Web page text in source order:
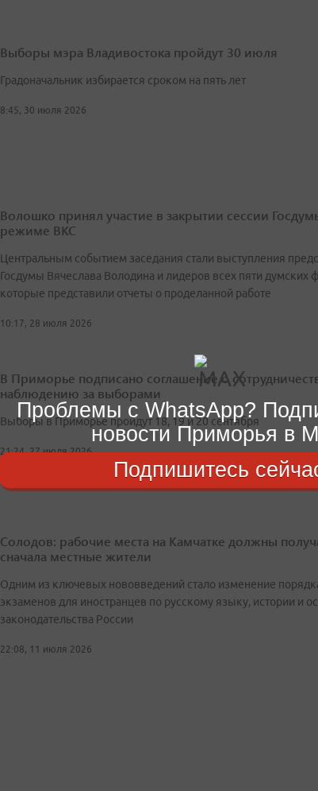
Выборы мэра Владивостока пройдут 30 июля
Градоначальник избирается сроком на пять лет
8:45, 30 июля 2026
Волошко принял участие в закрытии сессии
режиме ВКС
Центральным событием заседания стали выступления
Госдумы Вячеслава Володина и лидеров всех пяти думских
которые представили отчеты о проделанной работе
10:17, 28 июля 2026
В Приморье подписано соглашение о
наблюдению за выборами
Выборы в Приморье пройдут 18, 19 и 20 сентября
21:24, 27 июля 2026
Солодов: рабочие места на Камчатке должны
сначала местные жители
Одним из ключевых нововведений стало изменение
экзаменов для иностранцев по русскому языку, истории и
законодательства России
22:08, 11 июля 2026
Проблемы с WhatsApp?
новости Приморья в
Подпишитесь